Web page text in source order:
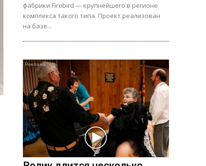
фабрики Firebird — крупнейшего в регионе
комплекса такого типа. Проект реализован
на базе...